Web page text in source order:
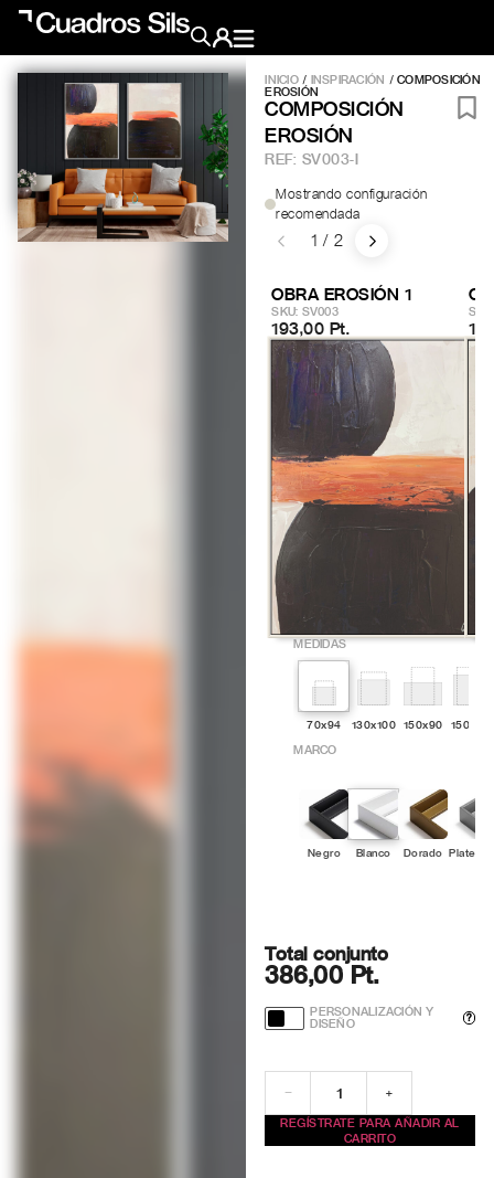
Obra Pictórica
Obra Gráfica
Inspiración
INICIO/ INSPIRACIÓN / COMPOSICIÓN
EROSIÓN
COMPOSICIÓN
EROSIÓN
REF: SV003-I
Mostrando configuración
recomendada
1 / 2
OBRA EROSIÓN 1
SKU: SV003
193,00 Pt.
MEDIDAS
70x94 130x100 150x90
MARCO
Negro Blanco Dorado
Total conjunto
386,00 Pt.
PERSONALIZACIÓN Y
DISEÑO
?
− +
REGÍSTRATE PARA AÑADIR AL
CARRITO